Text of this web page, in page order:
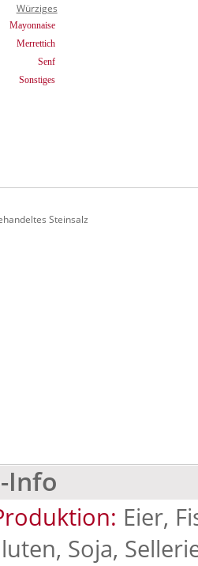
Würziges
Mayonnaise
Merrettich
Senf
Sonstiges
Steinsalz
Info
Eier,
Soja,